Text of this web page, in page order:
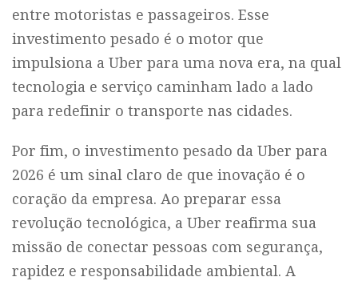
entre motoristas e passageiros. Esse
investimento pesado é o motor que
impulsiona a Uber para uma nova era, na qual
tecnologia e serviço caminham lado a lado
para redefinir o transporte nas cidades.
Por fim, o investimento pesado da Uber para
2026 é um sinal claro de que inovação é o
coração da empresa. Ao preparar essa
revolução tecnológica, a Uber reafirma sua
missão de conectar pessoas com segurança,
rapidez e responsabilidade ambiental. A